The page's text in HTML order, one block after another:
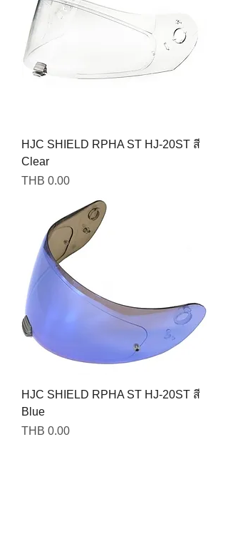
HJC SHIELD RPHA ST HJ-20ST สี
Clear
Price
THB 0.00
HJC SHIELD RPHA ST HJ-20ST สี
Blue
Price
THB 0.00